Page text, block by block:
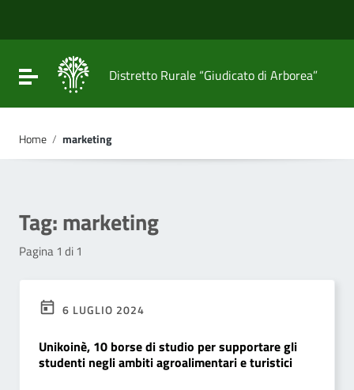
Vai al footer
Attiva / disattiva la navigazione
Distretto Rurale “Giudicato di Arborea”
Home / marketing
Tag:marketing
Pagina 1 di 1
6 LUGLIO 2024
Unikoinè, 10 borse di studio per supportare gli
studenti negli ambiti agroalimentari e turistici